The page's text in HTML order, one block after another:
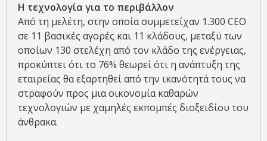
Η τεχνολογία για το περιβάλλον
Από τη μελέτη, στην οποία συμμετείχαν 1.300 CEO
σε 11 βασικές αγορές και 11 κλάδους, μεταξύ των
οποίων 130 στελέχη από τον κλάδο της ενέργειας,
προκύπτει ότι το 76% θεωρεί ότι η ανάπτυξη της
εταιρείας θα εξαρτηθεί από την ικανότητά τους να
στραφούν προς μια οικονομία καθαρών
τεχνολογιών με χαμηλές εκπομπές διοξειδίου του
άνθρακα.